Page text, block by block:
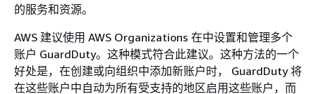
的服务和资源。
AWS 建议使用 AWS Organizations 在中设置和管理多个
账户 GuardDuty。这种模式符合此建议。这种方法的一个
好处是，在创建或向组织中添加新账户时， GuardDuty 将
在这些账户中自动为所有受支持的地区启用这些账户，而